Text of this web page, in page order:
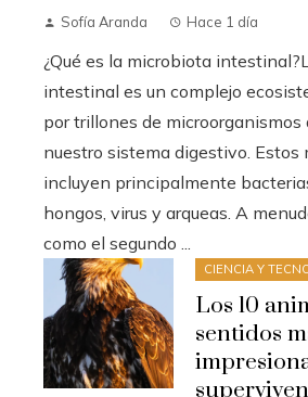
Sofía Aranda Hace 1 día
¿Qué es la microbiota
intestinal es un complejo
por trillones de
nuestro sistema digestivo. Estos
incluyen principalmente
hongos, virus y arqueas. A
como el segundo ...
CIENCIA Y
Los 10
sentidos